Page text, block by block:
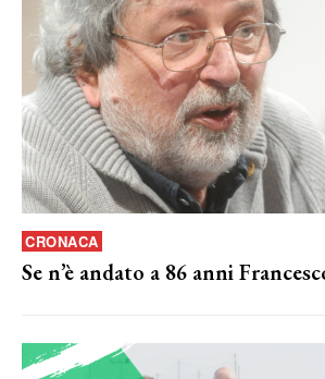
CRONACA
Se n’è andato a 86 anni